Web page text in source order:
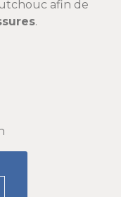
afin de
.